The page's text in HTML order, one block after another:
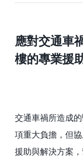
語言Languages
應對交通車
樓的專業援
交通車禍所造成
項重大負擔，但
援助與解決方案